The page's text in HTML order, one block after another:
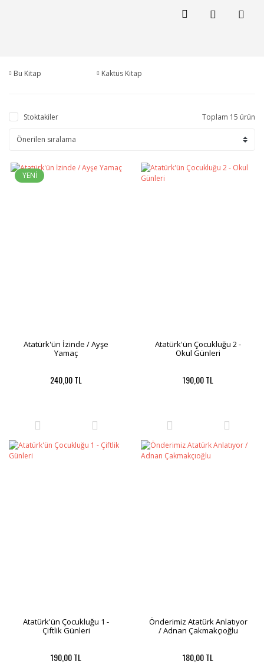
Bu Kitap Kaktüs Kitap
Stoktakiler Toplam 15 ürün
YENİ
Atatürk'ün İzinde / Ayşe
Yamaç
240,00 TL
Atatürk'ün Çocukluğu 2 -
Okul Günleri
190,00 TL
Atatürk'ün Çocukluğu 1 -
Çiftlik Günleri
190,00 TL
Önderimiz Atatürk Anlatıyor
/ Adnan Çakmakçıoğlu
180,00 TL